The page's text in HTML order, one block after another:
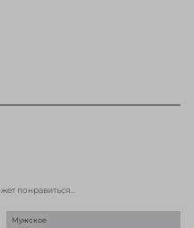
понравиться...
Мужское